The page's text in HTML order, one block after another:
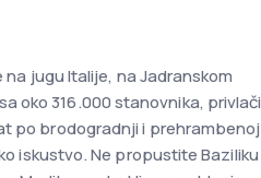
jugu Italije, na Jadranskom
oko 316.000 stanovnika, privlači
po brodogradnji i prehrambenoj
iskustvo. Ne propustite Baziliku